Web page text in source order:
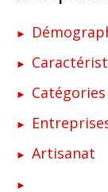
Artisanat